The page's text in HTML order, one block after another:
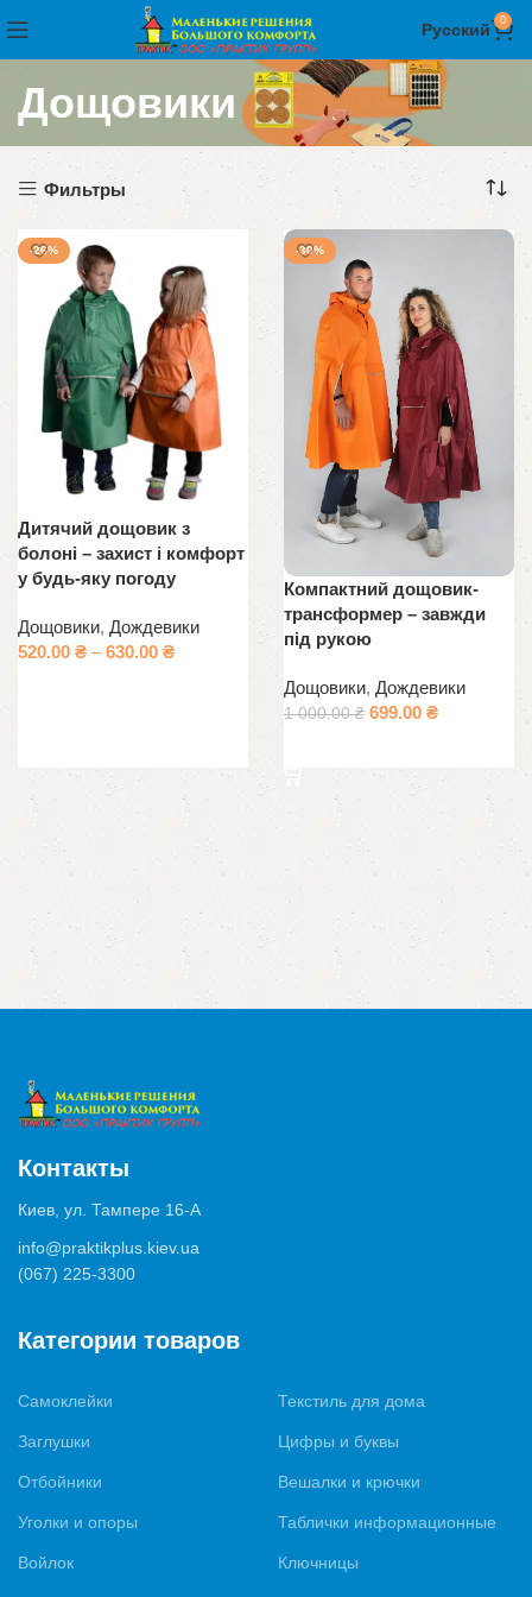
Русский 0
Дощовики
Фильтры
-26%
Дитячий дощовик з
болоні – захист і комфорт
у будь-яку погоду
Дощовики, Дождевики
520.00 ₴ –630.00 ₴
-30%
Компактний дощовик-
трансформер – завжди
під рукою
Дощовики, Дождевики
1 000.00₴ 699.00 ₴
Контакты
Киев, ул. Тампере 16-А
info@praktikplus.kiev.ua
(067) 225-3300
Категории товаров
Самоклейки
Заглушки
Отбойники
Уголки и опоры
Войлок
Текстиль для дома
Цифры и буквы
Вешалки и крючки
Таблички информационные
Ключницы